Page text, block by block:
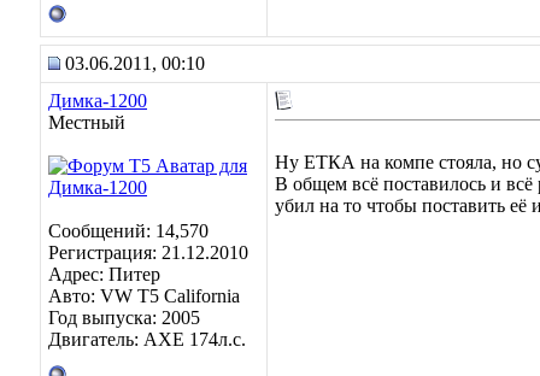
03.06.2011, 00:10
Димка-1200
Местный
Сообщений: 14,570
Регистрация: 21.12.2010
Адрес: Питер
Авто: VW T5 California
Год выпуска: 2005
Двигатель: AXE 174л.с.
Ну ЕТКА на компе стояла, но
В общем всё поставилось и
убил на то чтобы поставить её